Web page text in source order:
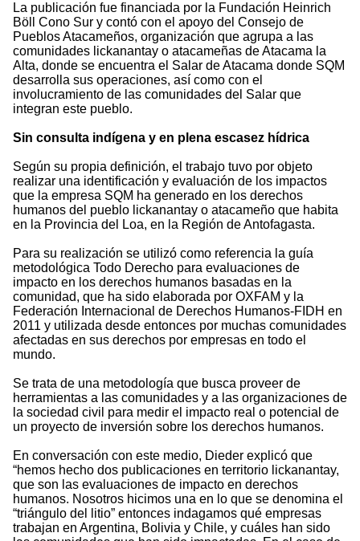
La publicación fue financiada por la Fundación Heinrich
Böll Cono Sur y contó con el apoyo del Consejo de
Pueblos Atacameños, organización que agrupa a las
comunidades lickanantay o atacameñas de Atacama la
Alta, donde se encuentra el Salar de Atacama donde SQM
desarrolla sus operaciones, así como con el
involucramiento de las comunidades del Salar que
integran este pueblo.
Sin consulta indígena y en plena escasez hídrica
Según su propia definición, el trabajo tuvo por objeto
realizar una identificación y evaluación de los impactos
que la empresa SQM ha generado en los derechos
humanos del pueblo lickanantay o atacameño que habita
en la Provincia del Loa, en la Región de Antofagasta.
Para su realización se utilizó como referencia la guía
metodológica Todo Derecho para evaluaciones de
impacto en los derechos humanos basadas en la
comunidad, que ha sido elaborada por OXFAM y la
Federación Internacional de Derechos Humanos-FIDH en
2011 y utilizada desde entonces por muchas comunidades
afectadas en sus derechos por empresas en todo el
mundo.
Se trata de una metodología que busca proveer de
herramientas a las comunidades y a las organizaciones de
la sociedad civil para medir el impacto real o potencial de
un proyecto de inversión sobre los derechos humanos.
En conversación con este medio, Dieder explicó que
“hemos hecho dos publicaciones en territorio lickanantay,
que son las evaluaciones de impacto en derechos
humanos. Nosotros hicimos una en lo que se denomina el
“triángulo del litio” entonces indagamos qué empresas
trabajan en Argentina, Bolivia y Chile, y cuáles han sido